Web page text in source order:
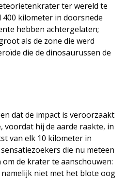
ter wereld te
400 kilometer in doorsnede
hebben achtergelaten;
als de zone die werd
die de dinosaurussen de
dat de impact is veroorzaakt
voordat hij de aarde raakte, in
van elk 10 kilometer in
die nu meteen
de krater te aanschouwen:
niet met het blote oog